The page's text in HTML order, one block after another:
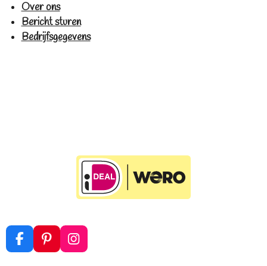
Over ons
Bericht sturen
Bedrijfsgegevens
F
a
P
i
I
n